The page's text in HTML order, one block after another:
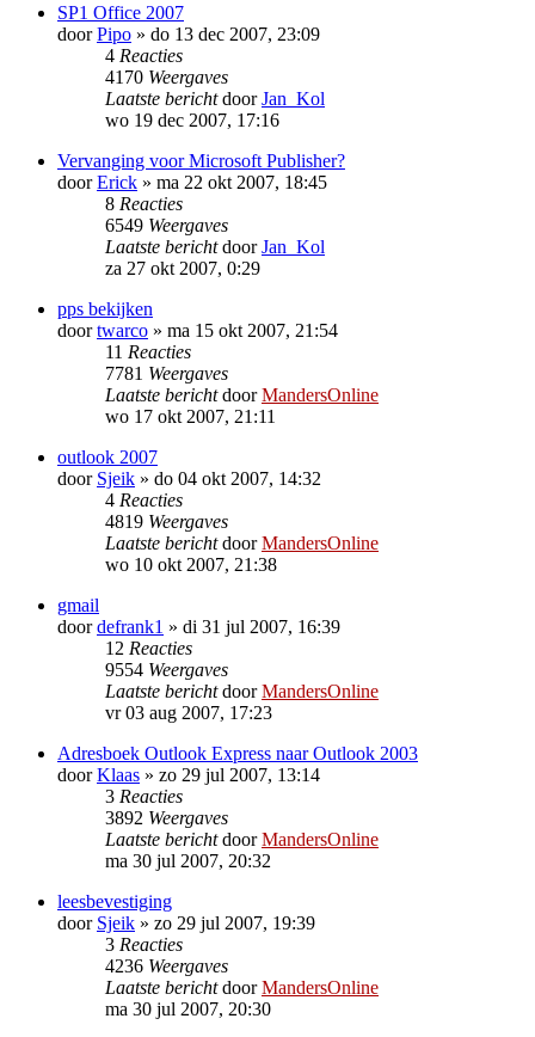
SP1 Office 2007
doorPipo » do 13 dec 2007, 23:09
4 Reacties
4170 Weergaves
Laatste berichtdoorJan_Kol
wo 19 dec 2007, 17:16
Vervanging voor Microsoft Publisher?
doorErick » ma 22 okt 2007, 18:45
8 Reacties
6549 Weergaves
Laatste berichtdoorJan_Kol
za 27 okt 2007, 0:29
pps bekijken
doortwarco » ma 15 okt 2007, 21:54
11 Reacties
7781 Weergaves
Laatste berichtdoorMandersOnline
wo 17 okt 2007, 21:11
outlook 2007
door Sjeik » do 04 okt 2007, 14:32
4 Reacties
4819 Weergaves
Laatste berichtdoorMandersOnline
wo 10 okt 2007, 21:38
gmail
doordefrank1 » di 31 jul 2007, 16:39
12 Reacties
9554 Weergaves
Laatste berichtdoorMandersOnline
vr 03 aug 2007, 17:23
Adresboek Outlook Express naar Outlook 2003
doorKlaas » zo 29 jul 2007, 13:14
3 Reacties
3892 Weergaves
Laatste berichtdoorMandersOnline
ma 30 jul 2007, 20:32
leesbevestiging
door Sjeik » zo 29 jul 2007, 19:39
3 Reacties
4236 Weergaves
Laatste berichtdoorMandersOnline
ma 30 jul 2007, 20:30